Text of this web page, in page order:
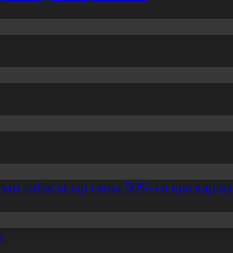
отбасылар саны 50%-ға қысқарды